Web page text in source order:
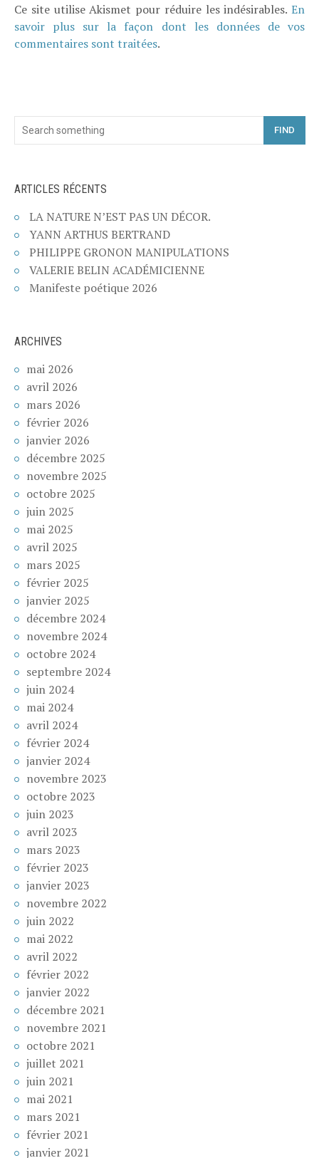
Ce site utilise Akismet pour réduire les indésirables. En
savoir plus sur la façon dont les données de vos
commentaires sont traitées.
FIND
ARTICLES RÉCENTS
LA NATURE N’EST PAS UN DÉCOR.
YANN ARTHUS BERTRAND
PHILIPPE GRONON MANIPULATIONS
VALERIE BELIN ACADÉMICIENNE
Manifeste poétique 2026
ARCHIVES
mai 2026
avril 2026
mars 2026
février 2026
janvier 2026
décembre 2025
novembre 2025
octobre 2025
juin 2025
mai 2025
avril 2025
mars 2025
février 2025
janvier 2025
décembre 2024
novembre 2024
octobre 2024
septembre 2024
juin 2024
mai 2024
avril 2024
février 2024
janvier 2024
novembre 2023
octobre 2023
juin 2023
avril 2023
mars 2023
février 2023
janvier 2023
novembre 2022
juin 2022
mai 2022
avril 2022
février 2022
janvier 2022
décembre 2021
novembre 2021
octobre 2021
juillet 2021
juin 2021
mai 2021
mars 2021
février 2021
janvier 2021